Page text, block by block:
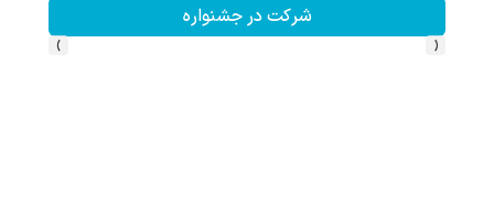
شرکت در جشنواره
‹
›